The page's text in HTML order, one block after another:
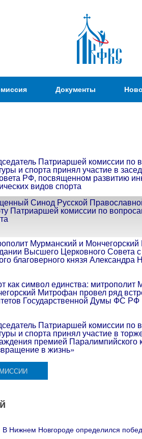
Документы
Патриаршей комиссии по
и спорта принял участие в
РФ, посвященном развитию
видов спорта
Синод Русской
Патриаршей комиссии по
Мурманский и
Высшего Церковного Совета
благоверного князя Александра
как символ единства: митрополит
Митрофан провел ряд
Государственной Думы ФС РФ
Патриаршей комиссии по
и спорта принял участие в
премией Паралимпийского
в жизнь»
В Нижнем Новгороде определился